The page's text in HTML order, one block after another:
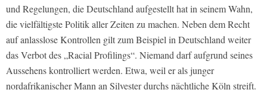
und Regelungen, die Deutschland aufgestellt hat in seinem Wahn,
die vielfältigste Politik aller Zeiten zu machen. Neben dem Recht
auf anlasslose Kontrollen gilt zum Beispiel in Deutschland weiter
das Verbot des „Racial Profilings“. Niemand darf aufgrund seines
Aussehens kontrolliert werden. Etwa, weil er als junger
nordafrikanischer Mann an Silvester durchs nächtliche Köln streift.